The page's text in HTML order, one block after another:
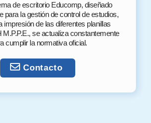
de escritorio Educomp, diseñado
para la gestión de control de estudios,
impresión de las diferentes planillas
M.P.P.E., se actualiza constantemente
cumplir la normativa oficial.
Contacto